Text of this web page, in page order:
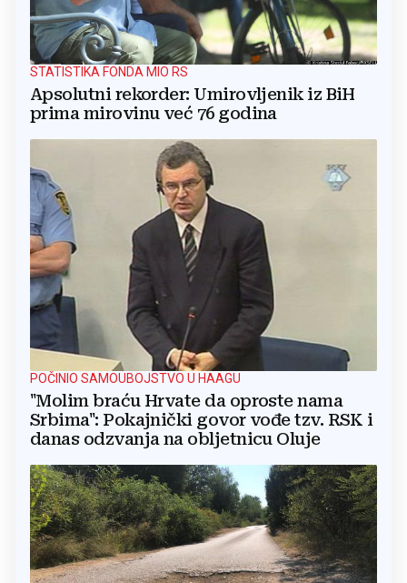
STATISTIKA FONDA MIO RS
Apsolutni rekorder: Umirovljenik iz BiH
prima mirovinu već 76 godina
POČINIO SAMOUBOJSTVO U HAAGU
"Molim braću Hrvate da oproste nama
Srbima": Pokajnički govor vođe tzv. RSK i
danas odzvanja na obljetnicu Oluje